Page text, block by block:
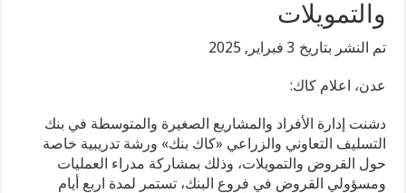
والتمويلات
تم النشر بتاريخ 3 فبراير, 2025
عدن، اعلام كاك:
دشنت إدارة الأفراد والمشاريع الصغيرة والمتوسطة في بنك
التسليف التعاوني والزراعي «كاك بنك» ورشة تدريبية خاصة
حول القروض والتمويلات، وذلك بمشاركة مدراء العمليات
ومسؤولي القروض في فروع البنك، تستمر لمدة اربع أيام